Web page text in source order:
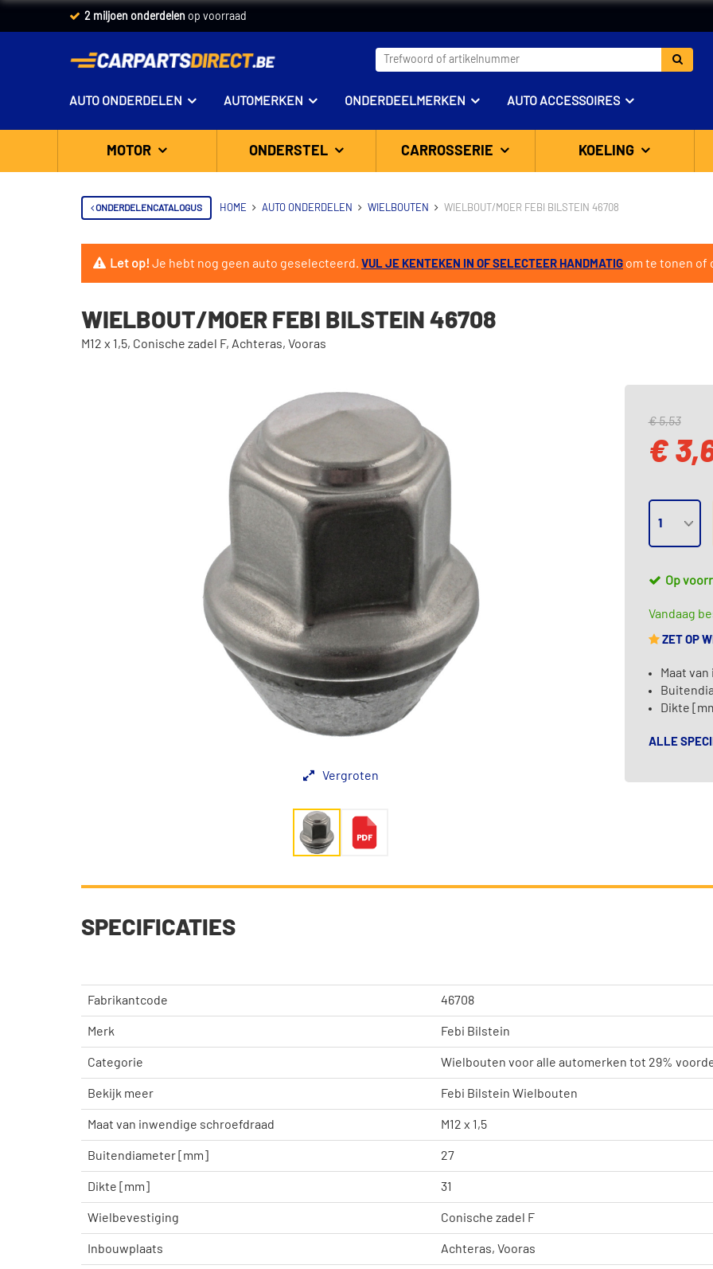
2 miljoen onderdelen op voorraad
AUTO ONDERDELEN AUTOMERKEN ONDERDEELMERKEN AUTO ACCESSOIRES
MOTOR ONDERSTEL CARROSSERIE KOELING
ONDERDELENCATALOGUS HOME AUTO ONDERDELEN WIELBOUTEN WIELBOUT/MOER FEBI BILSTEIN 46708
Let op!Je hebt nog geen auto geselecteerd. VUL JE KENTEKEN IN OF SELECTEER HANDMATIG om te tonen of
WIELBOUT/MOER FEBI BILSTEIN 46708
M12 x 1,5, Conische zadel F, Achteras, Vooras
Vergroten
€ 5,53
€
Op
Vandaag
ZET OP
Maat
Dikte
ALLE
SPECIFICATIES
Fabrikantcode 46708
Merk Febi Bilstein
Categorie Wielbouten voor alle automerken tot 29%
Bekijk meer Febi Bilstein Wielbouten
Maat van inwendige schroefdraad M12 x 1,5
Buitendiameter [mm] 27
Dikte [mm] 31
Wielbevestiging Conische zadel F
Inbouwplaats Achteras, Vooras